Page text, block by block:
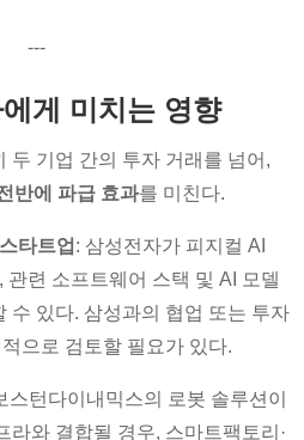
---
게 미치는 영향
두 기업 간의 투자 거래를 넘어,
반에 파급 효과를 미친다.
타트업 : 삼성전자가 피지컬 AI
관련 소프트웨어 스택 및 AI 모델
수 있다. 삼성과의 협업 또는 투자
으로 검토할 필요가 있다.
스턴다이내믹스의 로봇 솔루션이
라와 결합될 경우, 스마트팩토리·